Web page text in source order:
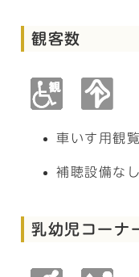
観客数
車いす用観
補聴設備なし
乳幼児コーナ